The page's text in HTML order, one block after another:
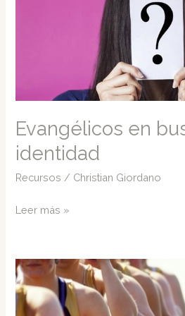
Evangélicos en
identidad
Recursos / Christian Giordano
Evangélicos
de
identidad
Leer más »